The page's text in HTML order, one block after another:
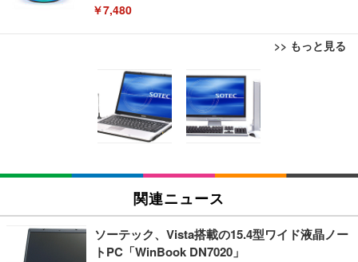
￥7,480
>> もっと見る
[EdoErgo] オフィスチェア 椅子 テレワーク 疲れな
い 跳ね上げ式アームレスト コンパクト 約105度ロッ
キング pc 事務椅子 360度回転 座面昇降 強化ナイロ
ン樹脂ベース 通気性メッシュ 在宅ワーク H-WY01
(黒網+黒枠+黒足)
￥5,699
SIHOO B100 オフィスチェア／デスクチェア メッシ
ュチェア 人間工学 疲れない ブラック
￥27,999
EIZO ビジネス向けプレミアムモニター | FlexScan
EV3240X-WT | 31.5型4K UHD・USB Type-C・ホワ
イト
￥105,595
EIZO ビジネス向けプレミアムモニター | FlexScan
￥109,572
Amazonベーシック ペットシーツ 薄型 レギュラー 1
回使い捨て 無香料 ホワイト 300枚
￥3,373
Amazonベーシック ペットシーツ 厚型 ワイド 42枚
x2袋(84枚) ホワイト(吸収面:ライトブルー)
￥3,234
関連ニュース
ソーテック、Vista搭載の15.4型ワイド液晶ノー
トPC「WinBook DN7020」